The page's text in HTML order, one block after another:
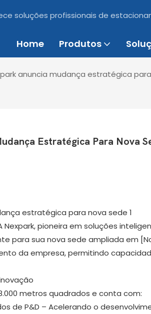
soluções profissionais de
Home Produtos
anuncia mudança estratégica
Estratégica Para Nova
Nexpark, pioneira em soluções
para sua nova sede ampliada em
da empresa, permitindo
metros quadrados e conta com:
de P&D – Acelerando o